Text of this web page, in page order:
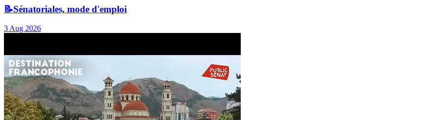
📝Sénatoriales, mode d'emploi
3 Aug 2026